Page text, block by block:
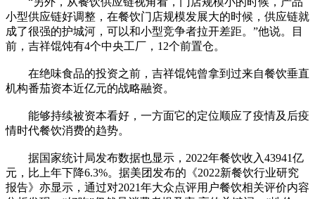
小型供应链好调整，在餐饮门店规模发展大的时候，供应链就
成了很强的护城河，可以和小型竞争者拉开差距。”他说。目
前，吉祥馄饨有4个中央工厂，12个前置仓。
在绝味食品的投资之前，吉祥馄饨曾拿到过来自餐饮垂直
机构番茄资本近亿元的战略融资。
能够持续被资本看好，一方面它的定位顺应了疫情及后疫
情时代餐饮消费的趋势。
据国家统计局发布数据也显示，2022年餐饮收入43941亿
元，比上年下降6.3%。据美团发布的《2022新餐饮行业研究
报告》亦显示，通过对2021年大众点评用户餐饮相关评价内容